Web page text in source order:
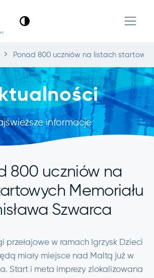
Ponad 800 uczniów na listach
informacje
800 uczniów na
Memoriału
Szwarca
przełajowe w ramach Igrzysk Dzieci
miały miejsce nad Maltą już w
Start i meta imprezy zlokalizowana